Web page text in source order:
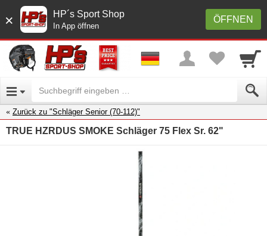
× ÖFFNEN
HP´s Sport Shop
In App öffnen
Zurück zu "Schläger Senior (70-112)"
TRUE HZRDUS SMOKE Schläger 75 Flex Sr. 62"